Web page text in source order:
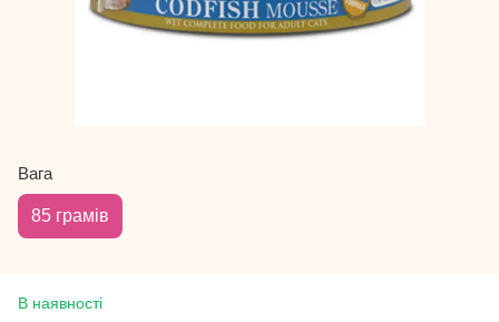
Вага
85 грамів
В наявності